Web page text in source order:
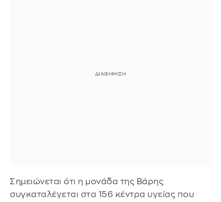
Σημειώνεται ότι η μονάδα της Βάρης
συγκαταλέγεται στα 156 κέντρα υγείας που